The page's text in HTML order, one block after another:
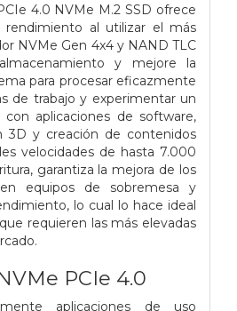
4.0 NVMe M.2 SSD ofrece
al utilizar el más
NVMe Gen 4x4 y NAND TLC
y mejore la
para procesar eficazmente
de trabajo y experimentar un
aplicaciones de software,
3D y creación de contenidos
velocidades de hasta 7.000
garantiza la mejora de los
equipos de sobremesa y
lo cual lo hace ideal
requieren las más elevadas
PCIe 4.0
aplicaciones de uso